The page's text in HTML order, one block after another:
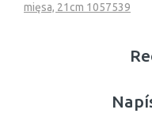
mięsa, 21cm 1057539